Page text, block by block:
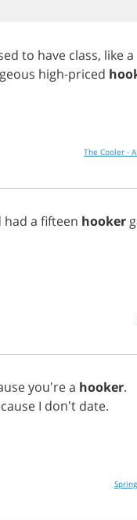
to have class, likea
high-priced
The Cooler -
had a fifteen hooker
you'rea hooker.
I don't date.